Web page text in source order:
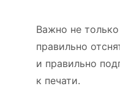
Важно не
правильно
и правильно
к печати.